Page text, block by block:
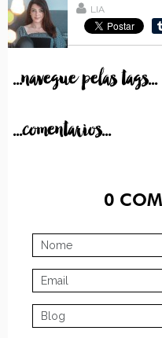
LIA
...navegue pelas tags...
...comentarios...
0